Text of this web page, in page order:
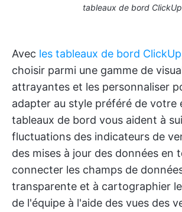
tableaux de bord ClickUp
Avec les tableaux de bord ClickUp
choisir parmi une gamme de
attrayantes et les personnaliser
adapter au style préféré de votre
tableaux de bord vous aident à
fluctuations des indicateurs de
des mises à jour des données en
connecter les champs de
transparente et à cartographier
de l'équipe à l'aide des vues des